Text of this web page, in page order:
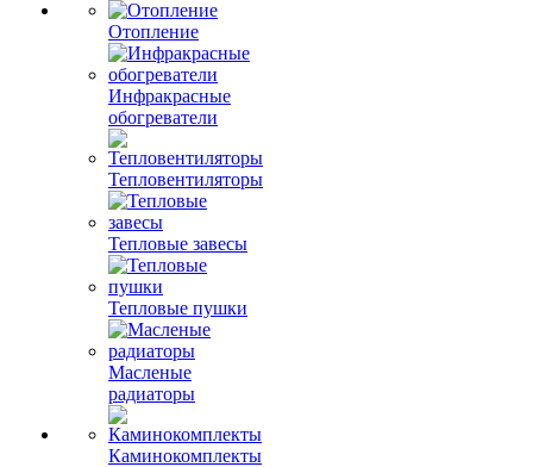
Отопление
Инфракрасные
обогреватели
Тепловентиляторы
Тепловые завесы
Тепловые пушки
Масленые
радиаторы
Каминокомплекты